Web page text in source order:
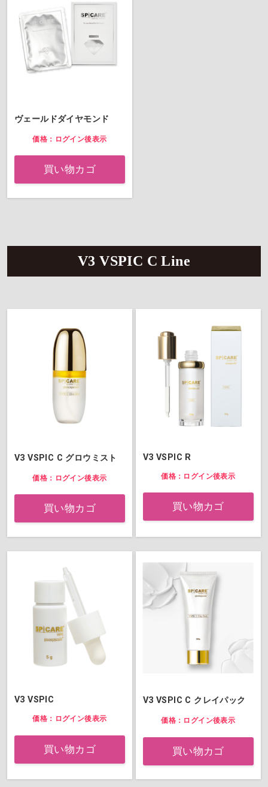
ヴェールドダイヤモンド
価格：ログイン後表示
買い物カゴ
V3 VSPIC C Line
V3 VSPIC C グロウミスト
価格：ログイン後表示
買い物カゴ
V3 VSPIC R
価格：ログイン後表示
買い物カゴ
V3 VSPIC
価格：ログイン後表示
買い物カゴ
V3 VSPIC C クレイパック
価格：ログイン後表示
買い物カゴ